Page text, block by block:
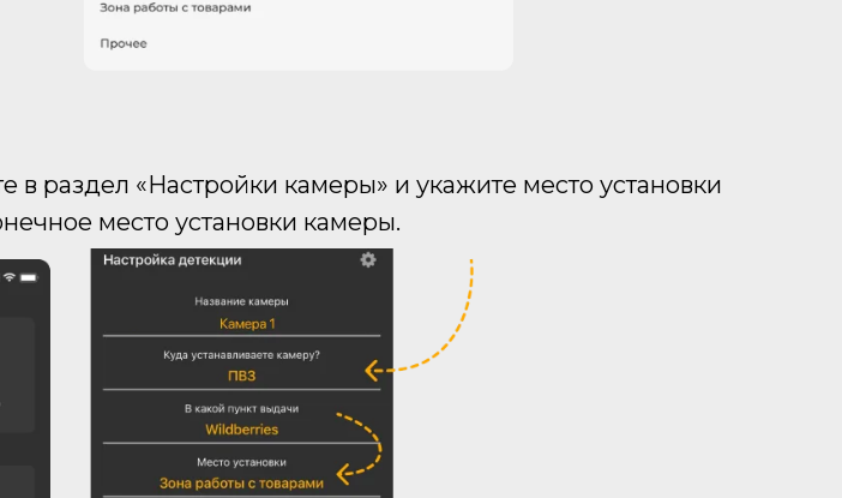
в раздел «Настройки камеры» и укажите место установки
место установки камеры.